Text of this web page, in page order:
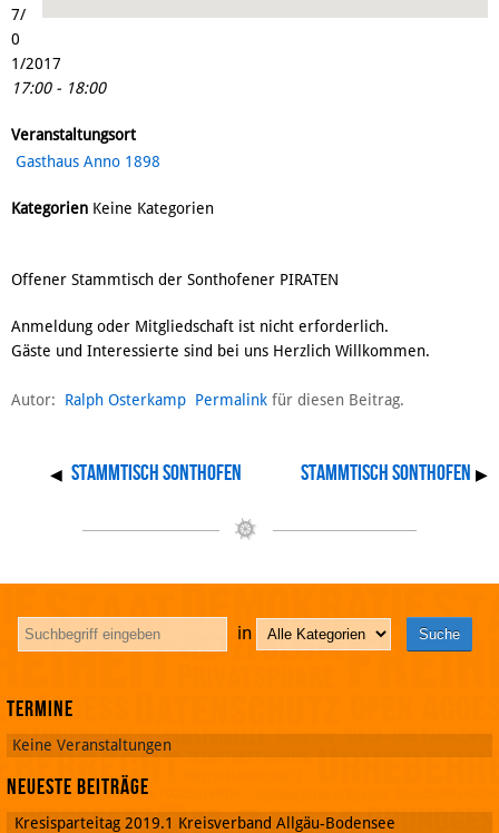
7/
0
1/2017
17:00 - 18:00
Veranstaltungsort
Gasthaus Anno 1898
Kategorien Keine Kategorien
Offener Stammtisch der Sonthofener PIRATEN
Anmeldung oder Mitgliedschaft ist nicht erforderlich.
Gäste und Interessierte sind bei uns Herzlich Willkommen.
Autor: Ralph Osterkamp Permalink für diesen Beitrag.
◀ Stammtisch Sonthofen Stammtisch Sonthofen ▶
in
Termine
Keine Veranstaltungen
Neueste Beiträge
Kresisparteitag 2019.1 Kreisverband Allgäu-Bodensee